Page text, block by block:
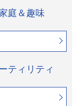
庭＆趣味
ティリティ